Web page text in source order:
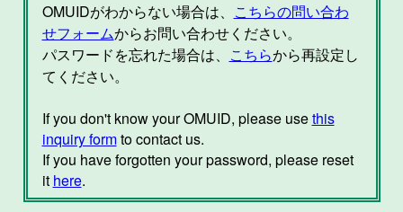
OMUIDがわからない場合は、
こちらの問い合わ
せフォームからお問い合わせください。
パスワードを忘れた場合は、
こちらから再設定し
てください。
If you don't know your OMUID, please usethis
inquiry formto contact us.
If you have forgotten your password, please reset
it here.